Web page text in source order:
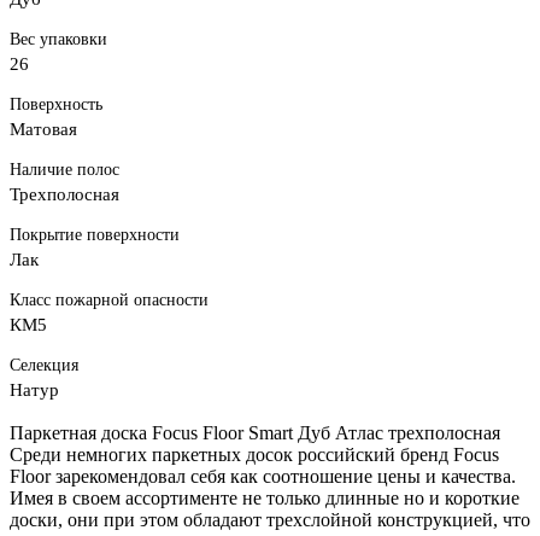
Вес упаковки
26
Поверхность
Матовая
Наличие полос
Трехполосная
Покрытие поверхности
Лак
Класс пожарной опасности
КМ5
Селекция
Натур
Паркетная доска Focus Floor Smart Дуб Атлас трехполосная
Среди немногих паркетных досок российский бренд Focus
Floor зарекомендовал себя как соотношение цены и качества.
Имея в своем ассортименте не только длинные но и короткие
доски, они при этом обладают трехслойной конструкцией, что